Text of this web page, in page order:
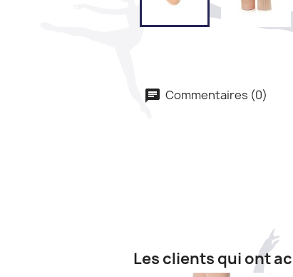
Commentaires (0)
Les clients qui ont